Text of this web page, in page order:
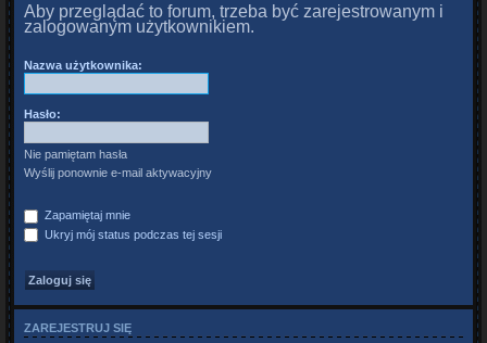
Aby przeglądać to forum, trzeba być zarejestrowanym i
zalogowanym użytkownikiem.
Nazwa użytkownika:
Hasło:
Nie pamiętam hasła
Wyślij ponownie e-mail aktywacyjny
Zapamiętaj mnie
Ukryj mój status podczas tej sesji
ZAREJESTRUJ SIĘ